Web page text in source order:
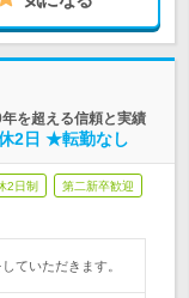
を超える信頼と実績
2日 ★転勤なし
2日制 第二新卒歓迎
ていただきます。